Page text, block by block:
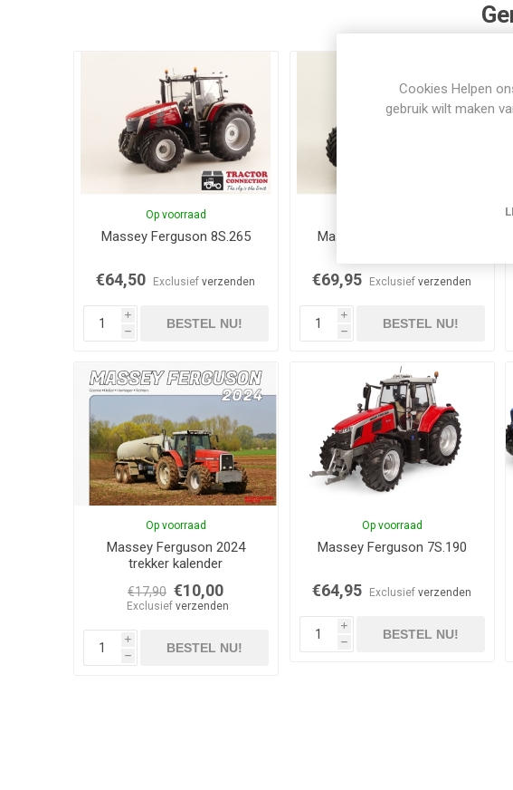
Op voorraad
Massey Ferguson 8S.265
€64,50 Exclusiefverzenden
i
h
BESTEL NU!
Massey Ferguson 5S.145
€69,95 Exclusiefverzenden
i
h
BESTEL NU!
Op voorraad
Massey Ferguson 2024
trekker kalender
€17,90 €10,00
Exclusiefverzenden
i
h
BESTEL NU!
Op voorraad
Massey Ferguson 7S.190
€64,95 Exclusiefverzenden
i
h
BESTEL NU!
Cookies Helpen
gebruik wilt maken